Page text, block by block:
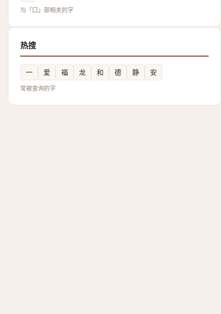
与「口」部相关的字
热搜
一 爱 福 龙 和 德 静 安
常被查询的字